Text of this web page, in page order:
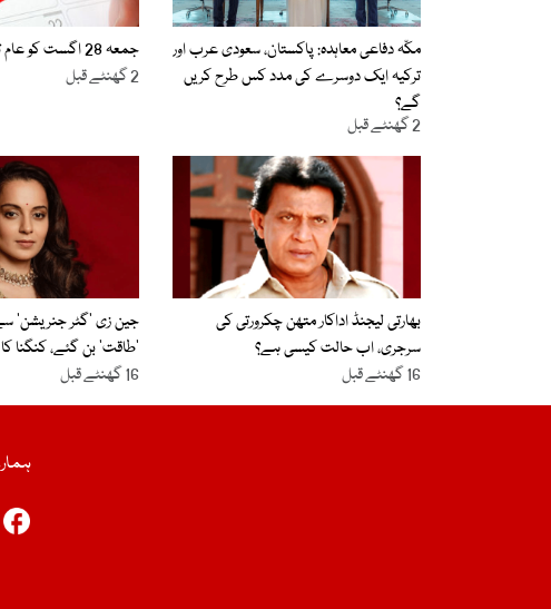
مکّہ دفاعی معاہدہ: پاکستان، سعودی عرب اور
ترکیہ ایک دوسرے کی مدد کس طرح کریں
گے؟
2 گھنٹے قبل
جمعہ 28 اگست کو عام تعطیل کا اعلان
2 گھنٹے قبل
بھارتی لیجنڈ اداکار متھن چکرورتی کی
سرجری، اب حالت کیسی ہے؟
16 گھنٹے قبل
جین زی ’گٹر
’طاقت‘ بن گئے، کنگنا کا
16 گھنٹے قبل